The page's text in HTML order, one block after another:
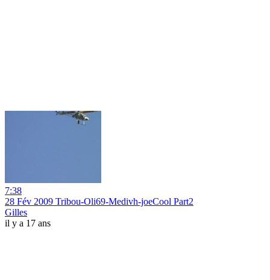
7:38
28 Fév 2009 Tribou-Oli69-Medivh-joeCool Part2
Gilles
il y a 17 ans